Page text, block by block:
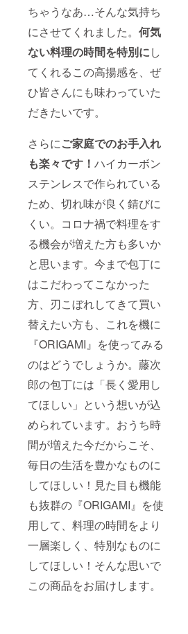
ちゃうなあ…そんな気持ち
にさせてくれました。 何気
ない料理の時間を特別にし
てくれるこの高揚感を、ぜ
ひ皆さんにも味わっていた
だきたいです。
さらにご家庭でのお手入れ
も楽々です！ ハイカーボン
ステンレスで作られている
ため、切れ味が良く錆びに
くい。コロナ禍で料理をす
る機会が増えた方も多いか
と思います。今まで包丁に
はこだわってこなかった
方、刃こぼれしてきて買い
替えたい方も、これを機に
『ORIGAMI』を使ってみる
のはどうでしょうか。藤次
郎の包丁には「長く愛用し
てほしい」という想いが込
められています。おうち時
間が増えた今だからこそ、
毎日の生活を豊かなものに
してほしい！見た目も機能
も抜群の『ORIGAMI』を使
用して、料理の時間をより
一層楽しく、特別なものに
してほしい！そんな思いで
この商品をお届けします。